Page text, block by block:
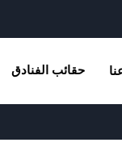
حقائب الفنادق